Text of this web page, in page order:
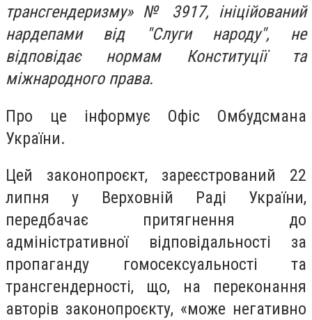
трансгендеризму» № 3917, ініційований
нардепами від "Слуги народу", не
відповідає нормам Конституції та
міжнародного права.
Про це інформує Офіс Омбудсмана
України.
Цей законопроєкт, зареєстрований 22
липня у Верховній Раді України,
передбачає притягнення до
адміністративної відповідальності за
пропаганду гомосексуальності та
трансгендерності, що, на переконання
авторів законопроєкту, «може негативно